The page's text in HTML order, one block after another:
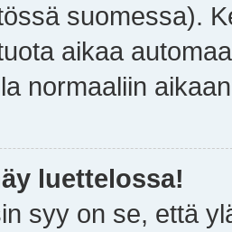
suomessa).
aikaa
normaaliin
luettelossa!
syy on se, että